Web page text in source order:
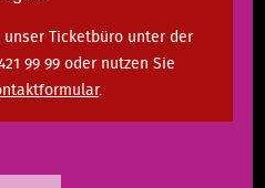
Ticketbüro unter der
99 99 oder nutzen Sie
.